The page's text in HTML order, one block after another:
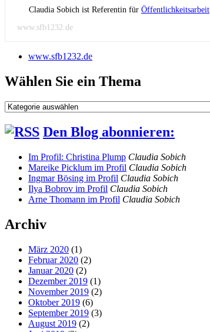
Claudia Sobich ist Referentin für Öffentlichkeitsarbeit
www.sfb1232.de
www.sfb1232.de
Wählen Sie ein Thema
Wählen
ein
Thema
Den Blog abonnieren:
Im Profil: Christina Plump Claudia Sobich
Mareike Picklum im Profil Claudia Sobich
Ingmar Bösing im Profil Claudia Sobich
Ilya Bobrov im Profil Claudia Sobich
Arne Thomann im Profil Claudia Sobich
Archiv
März 2020 (1)
Februar 2020 (2)
Januar 2020 (2)
Dezember 2019 (1)
November 2019 (2)
Oktober 2019 (6)
September 2019 (3)
August 2019 (2)